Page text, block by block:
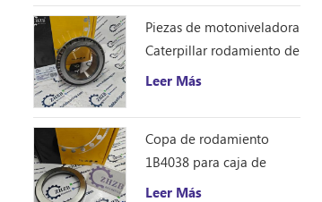
Piezas de motoniveladora
Caterpillar rodamiento de
rodillos cónicos 1B4043
ZHZB acero
Leer Más
Copa de rodamiento
1B4038 para caja de
engranajes del
Leer Más